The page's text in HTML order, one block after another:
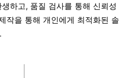
하고, 품질 검사를 통해 신뢰성
작을 통해 개인에게 최적화된 솔